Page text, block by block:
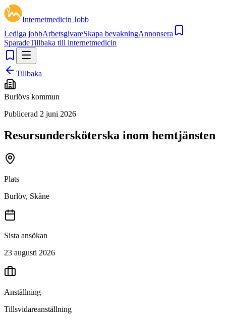
Internetmedicin Jobb
Lediga jobbArbetsgivareSkapa bevakningAnnonsera
SparadeTillbaka till internetmedicin
Tillbaka
Burlövs kommun
Publicerad 2 juni 2026
Resursundersköterska inom hemtjänsten
Plats
Burlöv, Skåne
Sista ansökan
23 augusti 2026
Anställning
Tillsvidareanställning